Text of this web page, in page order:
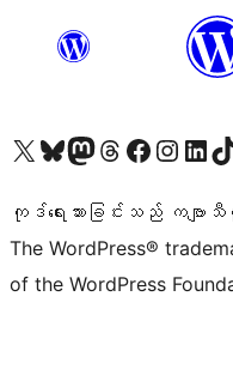
ကျွန်ုပ်တို့၏ X (ယခင် Twitter) အကောင့်သို့ သွားရောက်ကြည့်ရှုပါကျွန်ုပ်တို့၏ Bluesky အကောင့်သို့ ဝင်ရောက်ကြည့်ရှုရန်
ကျွန်ုပ်တို့၏ Mastodon အကောင့်သို့ သွားရောက်ကြည့်ရှုပါကျွန်ုပ်တို့၏ Threads အကောင့်သို့ ဝင်ရောက်ကြည့်ရှုရန်
ကျွန်ုပ်တို့၏ Facebook စာမျက်နှာသို့ သွားရောက်ကြည့်ရှုပါကျွန်ုပ်တို့၏ Instagram အကောင့်သို့ သွားရောက်ကြည့်ရှုပါ ကျွန်ုပ်တို့၏ LinkedIn အကောင့်သို့ သွားရောက်ကြည့်ရှုပါကျွန်ုပ်တို့၏
ကုဒ်ရေးသားခြင်းသည် ကဗျာ
The WordPress®
of the WordPress